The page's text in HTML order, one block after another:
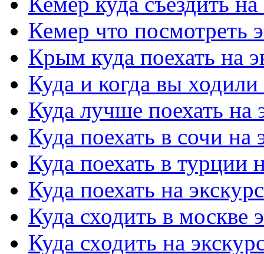
Кемер что посмотреть
Крым куда поехать на
Куда и когда вы
Куда лучше поехать на
Куда поехать в сочи на
Куда поехать в турции
Куда поехать на
Куда сходить в москве
Куда сходить на